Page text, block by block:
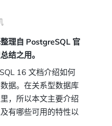
理自 PostgreSQL 官
结之用。
16 文档介绍如何
据。在关系型数据库
，所以本文主要介绍
有哪些可用的特性以